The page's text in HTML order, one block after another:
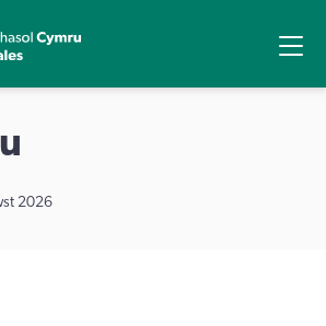
2026